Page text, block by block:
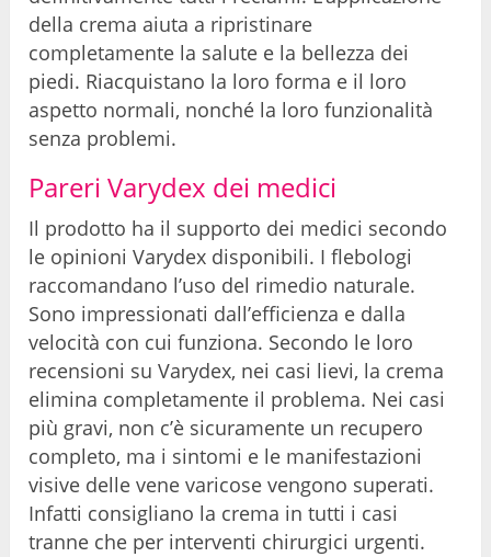
della crema aiuta a ripristinare
completamente la salute e la bellezza dei
piedi. Riacquistano la loro forma e il loro
aspetto normali, nonché la loro funzionalità
senza problemi.
Pareri Varydex dei medici
Il prodotto ha il supporto dei medici secondo
le opinioni Varydex disponibili. I flebologi
raccomandano l’uso del rimedio naturale.
Sono impressionati dall’efficienza e dalla
velocità con cui funziona. Secondo le loro
recensioni su Varydex, nei casi lievi, la crema
elimina completamente il problema. Nei casi
più gravi, non c’è sicuramente un recupero
completo, ma i sintomi e le manifestazioni
visive delle vene varicose vengono superati.
Infatti consigliano la crema in tutti i casi
tranne che per interventi chirurgici urgenti.